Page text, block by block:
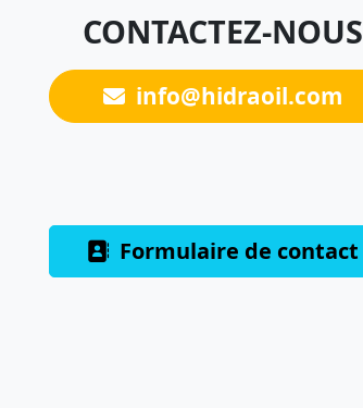
CONTACTEZ-NOUS
info@hidraoil.com
Formulaire de contact